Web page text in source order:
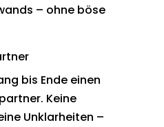
– ohne böse
bis Ende einen
Keine
Unklarheiten –